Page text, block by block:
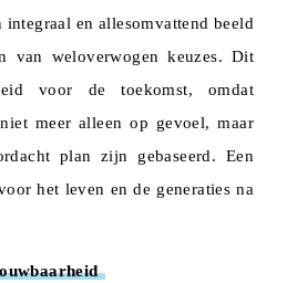
integraal en allesomvattend beeld
van weloverwogen keuzes. Dit
voor de toekomst, omdat
meer alleen op gevoel, maar
plan zijn gebaseerd. Een
het leven en de generaties na